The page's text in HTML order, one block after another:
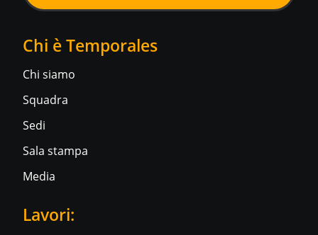
Chi è Temporales
Chi siamo
Squadra
Sedi
Sala stampa
Media
Lavori: